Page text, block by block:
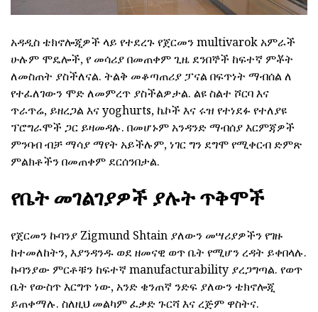
አዳዲስ ቴክኖሎጂዎች ላይ የተደረጉ የጀርመን multivarok አምራች
ሁሉም ሞዴሎች, የ መሳሪያ በመጠቀም ጊዜ ደንበኞች ከፍተኛ ምቾት
ለመስጠት ያስችለናል. ትልቅ መቆጣጠሪያ ፓናል በፍጥነት ማብሰል ለ
የተፈለገውን ሞድ ለመምረጥ ያስችልዎታል. ልዩ ስልተ ሾርባ እና
ጥራጥሬ, ይዘረጋል እና yoghurts, ኬኮች እና ሩዝ የተነደፉ የተለያዩ
ፕሮግራሞች ጋር ይዛመዳሉ. በመሆኑም አንዳንድ ማብሰያ እርምጃዎች
ምንባብ ብቻ ማሳያ ማየት አይችሉም, ነገር ግን ደግሞ የሚቀርብ ድምጽ
ምልክቶችን በመጠቀም ደርሰንበታል.
የቤት መገልገያዎች ያሉት ጥቅሞች
የጀርመን ኩባንያ Zigmund Shtain ያለውን መሣሪያዎችን የገዙ
ከተመለከትን, እያንዳንዱ ወደ ዘመናዊ ወጥ ቤት የሚሆን ረዳት ይቀበላሉ.
ኩባንያው ምርቶቹን ከፍተኛ manufacturability ያረጋግጣል. የወጥ
ቤት የውስጥ እርግጥ ነው, አንድ ቄንጠኛ ንድፍ ያለውን ቴክኖሎጂ
ይጠቀማሉ. ስለዚህ መልካም ፈቃድ ጉርሻ እና ረጅም ዋስትና.